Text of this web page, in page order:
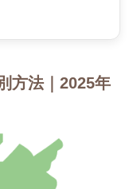
方法｜2025年